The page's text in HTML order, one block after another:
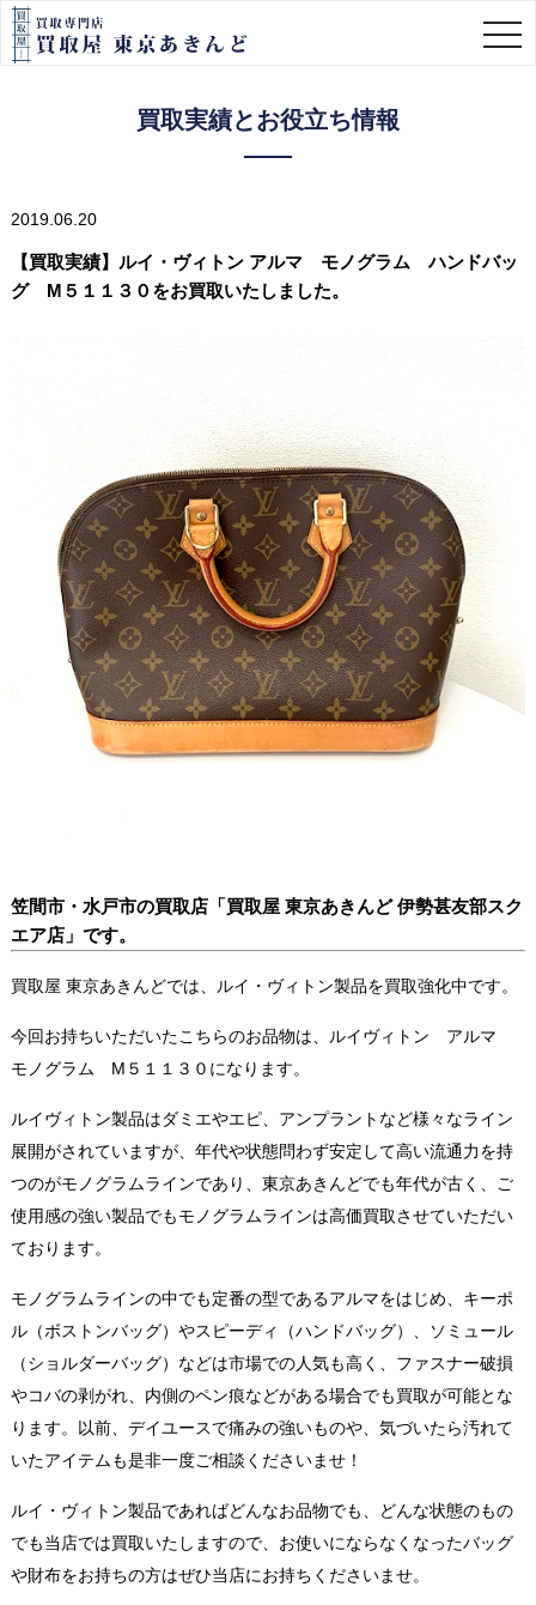
買取実績とお役立ち情報
2019.06.20
【買取実績】ルイ・ヴィトン アルマ モノグラム ハンドバッ
グ M５１１３０をお買取いたしました。
笠間市・水戸市の買取店「買取屋 東京あきんど 伊勢甚友部スク
エア店」です。
買取屋 東京あきんどでは、ルイ・ヴィトン製品を買取強化中です。
今回お持ちいただいたこちらのお品物は、ルイヴィトン アルマ
モノグラム M５１１３０になります。
ルイヴィトン製品はダミエやエピ、アンプラントなど様々なライン
展開がされていますが、年代や状態問わず安定して高い流通力を持
つのがモノグラムラインであり、東京あきんどでも年代が古く、ご
使用感の強い製品でもモノグラムラインは高価買取させていただい
ております。
モノグラムラインの中でも定番の型であるアルマをはじめ、キーポ
ル（ボストンバッグ）やスピーディ（ハンドバッグ）、ソミュール
（ショルダーバッグ）などは市場での人気も高く、ファスナー破損
やコバの剥がれ、内側のペン痕などがある場合でも買取が可能とな
ります。以前、デイユースで痛みの強いものや、気づいたら汚れて
いたアイテムも是非一度ご相談くださいませ！
ルイ・ヴィトン製品であればどんなお品物でも、どんな状態のもの
でも当店では買取いたしますので、お使いにならなくなったバッグ
や財布をお持ちの方はぜひ当店にお持ちくださいませ。